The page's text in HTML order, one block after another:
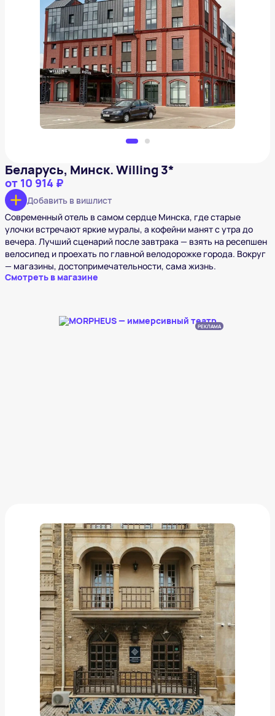
Беларусь, Минск. Willing 3*
от10 914 ₽
Добавить в вишлист
Беларусь, Минск. Willing 3*
от 10 914 ₽
Добавить в вишлист
Современный отель в самом сердце Минска, где старые
улочки встречают яркие муралы, а кофейни манят с утра до
вечера. Лучший сценарий после завтрака — взять на ресепшен
велосипед и проехать по главной велодорожке города. Вокруг
— магазины, достопримечательности, сама жизнь.
Смотреть в магазине
РЕКЛАМА
Баку. Art Club Hotel 4*
от2 362 ₽
Добавить в вишлист